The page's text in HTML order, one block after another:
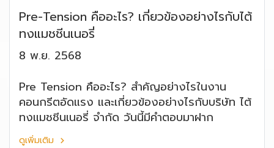
Pre-Tension คืออะไร? เกี่ยวข้องอย่างไรกับไต้
ทงแมชชีนเนอรี่
8 พ.ย. 2568
Pre Tension คืออะไร? สำคัญอย่างไรในงาน
คอนกรีตอัดแรง และเกี่ยวข้องอย่างไรกับบริษัท ไต้
ทงแมชชีนเนอรี่ จำกัด วันนี้มีคำตอบมาฝาก
ดูเพิ่มเติม